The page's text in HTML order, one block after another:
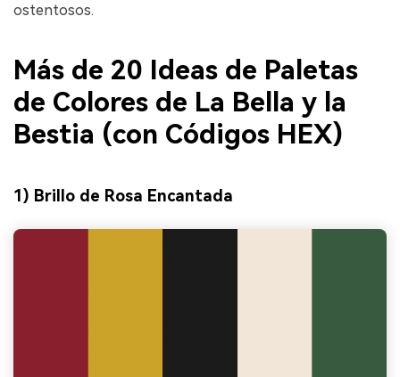
ostentosos.
Más de 20 Ideas de Paletas
de Colores de La Bella y la
Bestia (con Códigos HEX)
1) Brillo de Rosa Encantada